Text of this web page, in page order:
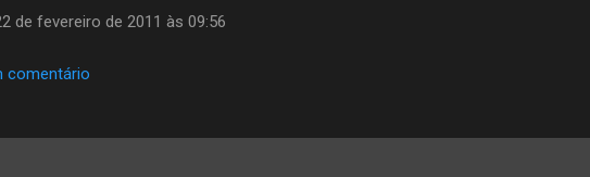
de fevereiro de 2011 às 09:56
comentário